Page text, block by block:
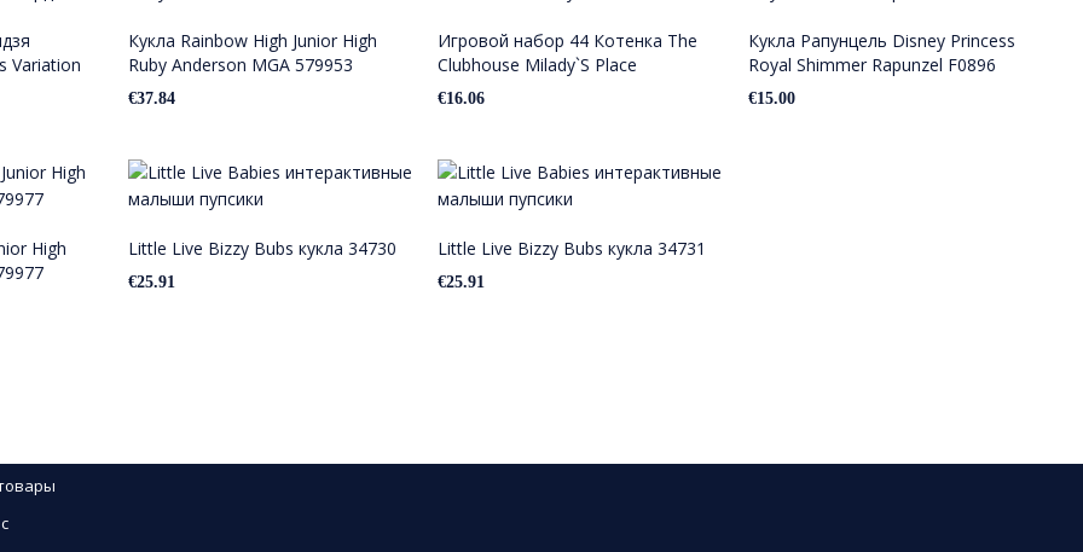
Variation
Кукла Rainbow High Junior High
Ruby Anderson MGA 579953
€37.84
Игровой набор 44 Котенка The
Clubhouse Milady`S Place
€16.06
Кукла Рапунцель Disney Princess
Royal Shimmer Rapunzel F0896
€15.00
High
Little Live Bizzy Bubs кукла 34730
€25.91
Little Live Bizzy Bubs кукла 34731
€25.91